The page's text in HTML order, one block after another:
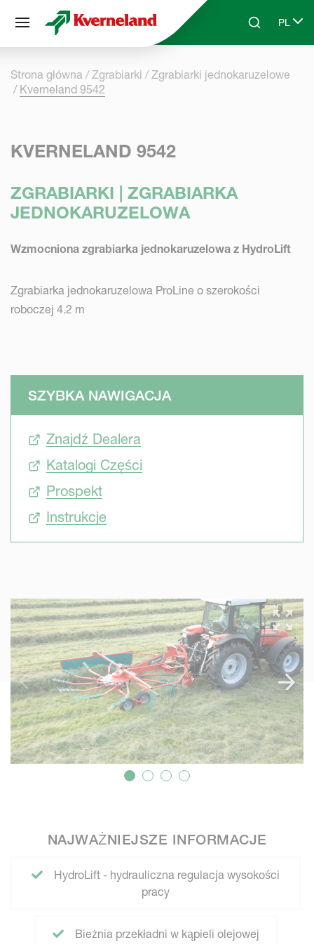
Skip to main contentSearchPL
Select
Strona główna Zgrabiarki
Zgrabiarki jednokaruzelowe
Kverneland 9542
KVERNELAND 9542
ZGRABIARKI | ZGRABIARKA
JEDNOKARUZELOWA
Wzmocniona zgrabiarka jednokaruzelowa z HydroLift
Zgrabiarka jednokaruzelowa ProLine o szerokości
roboczej 4.2 m
SZYBKA NAWIGACJA
Znajdź Dealera
Katalogi Części
Prospekt
Instrukcje
NAJWAŻNIEJSZE INFORMACJE
HydroLift - hydrauliczna regulacja wysokości
pracy
Bieżnia przekładni w kąpieli olejowej
Panel zarządzania plikami cookies